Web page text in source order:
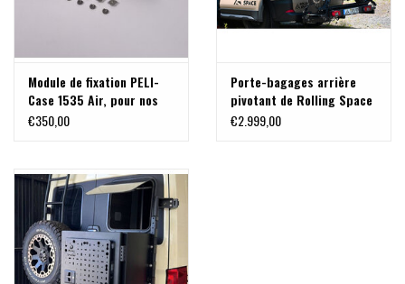
Module de fixation PELI-
Case 1535 Air, pour nos
systèmes de portage
€350,00
Porte-bagages arrière
pivotant de Rolling Space
€2.999,00